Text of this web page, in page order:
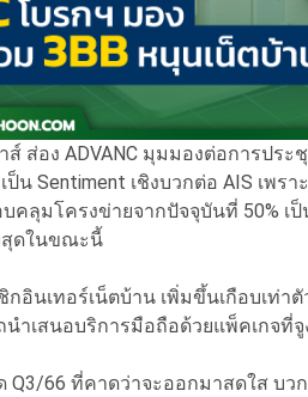
ส่อง ADVANC มุมมองต่อการปร
น Sentiment เชิงบวกต่อ AIS เพร
คลุมโครงข่ายจากปัจจุบันที่ 50% เ
สุดในขณะนี้
อินเทอร์เน็ตบ้าน เพิ่มขึ้นเกือบเท่า
ำเสนอบริการมือถือด้วยแพ็คเกจที่จู
Q3/66 ที่คาดว่าจะออกมาสดใส บว